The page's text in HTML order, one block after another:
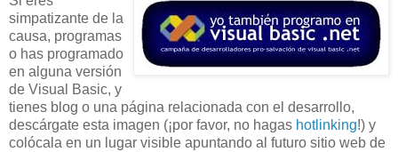
simpatizante de la
causa, programas
o has programado
en alguna versión
de Visual Basic, y
tienes blog o una página relacionada con el desarrollo,
descárgate esta imagen (¡por favor, no hagas hotlinking!) y
colócala en un lugar visible apuntando al futuro sitio web de